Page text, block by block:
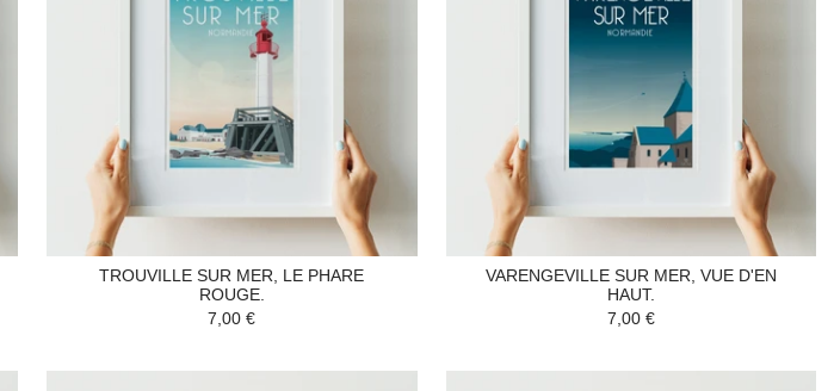
TROUVILLE SUR MER, LE PHARE
ROUGE.
7,00 €
VARENGEVILLE SUR MER, VUE D'EN
HAUT.
7,00 €